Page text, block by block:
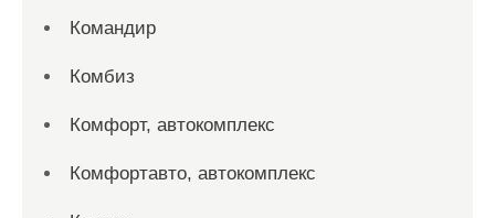
Командир
Комбиз
Комфорт, автокомплекс
Комфортавто, автокомплекс